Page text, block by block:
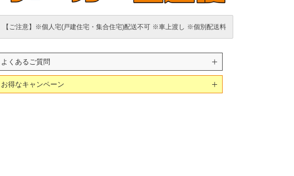
【ご注意】※個人宅(戸建住宅・集合住宅)配送不可 ※車上渡し ※個別配送料
よくあるご質問
お得なキャンペーン